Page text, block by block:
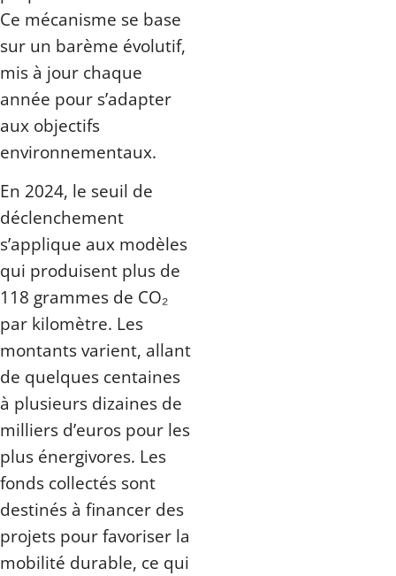
Ce mécanisme se base
sur un barème évolutif,
mis à jour chaque
année pour s’adapter
aux objectifs
environnementaux.
En 2024, le seuil de
déclenchement
s’applique aux modèles
qui produisent plus de
118 grammes de CO₂
par kilomètre. Les
montants varient, allant
de quelques centaines
à plusieurs dizaines de
milliers d’euros pour les
plus énergivores. Les
fonds collectés sont
destinés à financer des
projets pour favoriser la
mobilité durable, ce qui